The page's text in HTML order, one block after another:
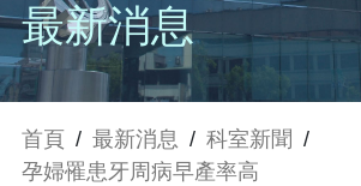
最新消息
首頁 / 最新消息 / 科室新聞 /
孕婦罹患牙周病早產率高